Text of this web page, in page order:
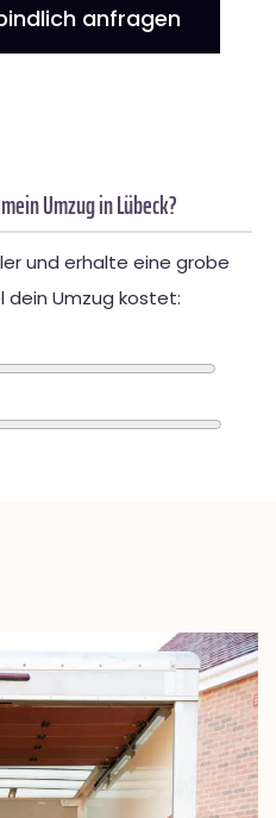
anfragen
Umzug in Lübeck?
und erhalte eine grobe
dein Umzug kostet: